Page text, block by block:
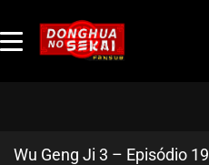
Wu Geng Ji 3 – Episódio 19